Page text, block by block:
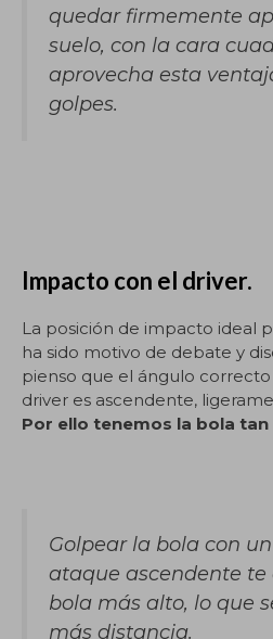
quedar firmemente
suelo, con la cara
aprovecha esta
golpes.
Impacto con el driver.
La posición de impacto ideal
ha sido motivo de debate y
pienso que el ángulo
driver es ascendente,
Por ello tenemos la bola
Golpear la bola con
ataque ascendente te
bola más alto, lo que
más distancia.